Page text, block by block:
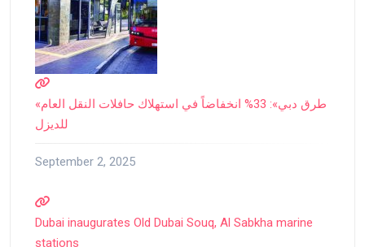
«طرق دبي»: 33% انخفاضاً في استهلاك حافلات النقل العام
للديزل
September 2, 2025
Dubai inaugurates Old Dubai Souq, Al Sabkha marine
stations